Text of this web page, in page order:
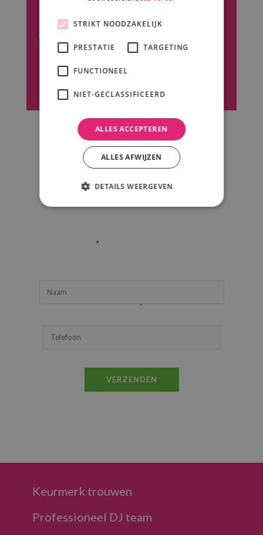
All in prijzen
Ik wil.deze.locati
.
Keurmerk trouwen
Professioneel DJ team
STRIKT NOODZAKELIJK
PRESTATIE TARGETING
FUNCTIONEEL
NIET-GECLASSIFICEERD
ALLES ACCEPTEREN
ALLES AFWIJZEN
DETAILS WEERGEVEN